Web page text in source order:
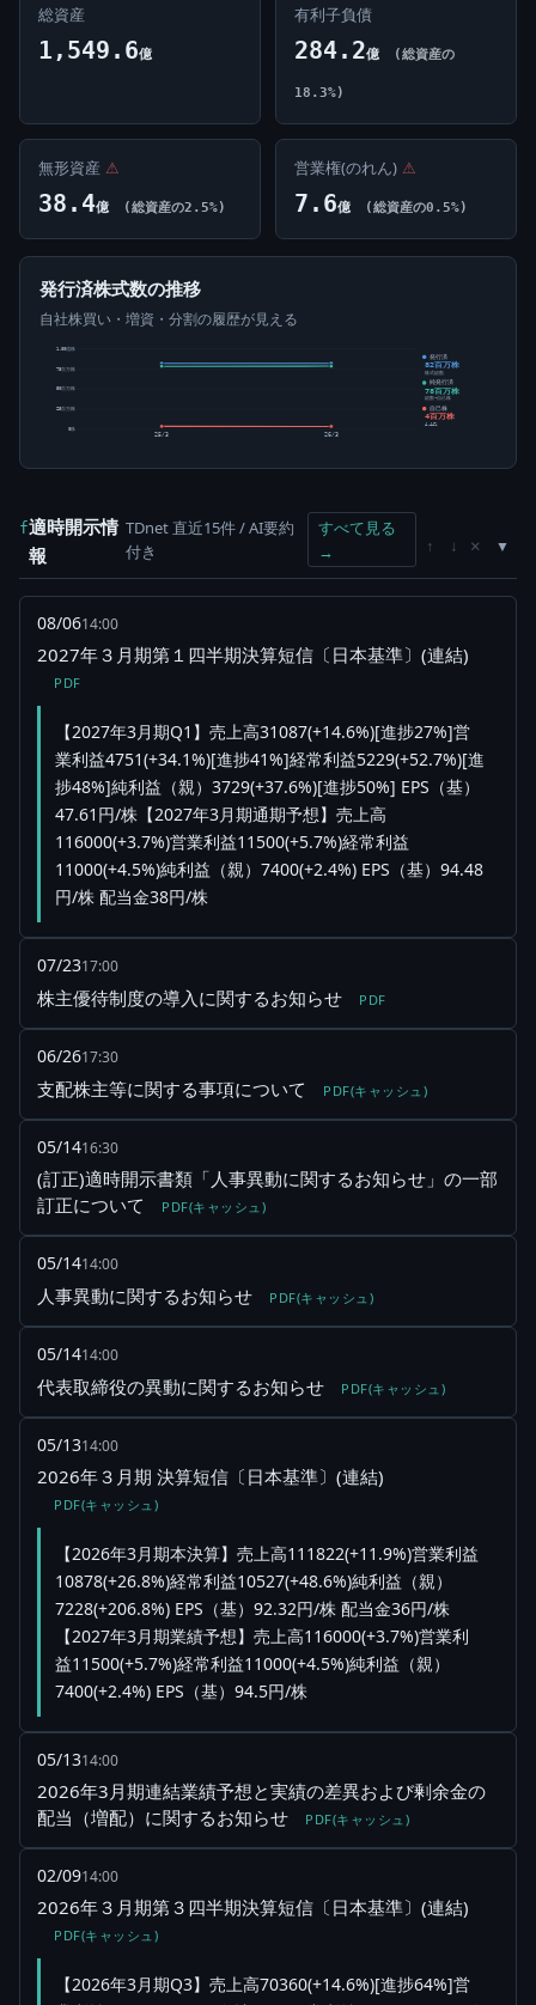
総資産
1,549.6億
有利子負債
284.2億 (総資産の
18.3%)
無形資産 ⚠
38.4億 (総資産の2.5%)
営業権(のれん) ⚠
7.6億 (総資産の0.5%)
発行済株式数の推移
自社株買い・増資・分割の履歴が見える
0株
25百万株
50百万株
75百万株
1.00億株
25/3 26/3
発行済
82百万株
株式総数
純発行済
78百万株
総数-自己株
自己株
4百万株
4.44%
f適時開示情
報
TDnet 直近15件 / AI要約
付き
すべて見る
→
↑ ↓ ×
08/0614:00
2027年３月期第１四半期決算短信〔日本基準〕(連結)
PDF
【2027年3月期Q1】売上高31087(+14.6%)[進捗27%]営
業利益4751(+34.1%)[進捗41%]経常利益5229(+52.7%)[進
捗48%]純利益（親）3729(+37.6%)[進捗50%] EPS（基）
47.61円/株【2027年3月期通期予想】売上高
116000(+3.7%)営業利益11500(+5.7%)経常利益
11000(+4.5%)純利益（親）7400(+2.4%) EPS（基）94.48
円/株 配当金38円/株
07/2317:00
株主優待制度の導入に関するお知らせ PDF
06/2617:30
支配株主等に関する事項について PDF(キャッシュ)
05/1416:30
(訂正)適時開示書類「人事異動に関するお知らせ」の一部
訂正について
PDF(キャッシュ)
05/1414:00
人事異動に関するお知らせ PDF(キャッシュ)
05/1414:00
代表取締役の異動に関するお知らせ PDF(キャッシュ)
05/1314:00
2026年３月期 決算短信〔日本基準〕(連結)
PDF(キャッシュ)
【2026年3月期本決算】売上高111822(+11.9%)営業利益
10878(+26.8%)経常利益10527(+48.6%)純利益（親）
7228(+206.8%) EPS（基）92.32円/株 配当金36円/株
【2027年3月期業績予想】売上高116000(+3.7%)営業利
益11500(+5.7%)経常利益11000(+4.5%)純利益（親）
7400(+2.4%) EPS（基）94.5円/株
05/1314:00
2026年3月期連結業績予想と実績の差異および剰余金の
配当（増配）に関するお知らせ
PDF(キャッシュ)
02/0914:00
2026年３月期第３四半期決算短信〔日本基準〕(連結)
PDF(キャッシュ)
【2026年3月期Q3】売上高70360(+14.6%)[進捗64%]営